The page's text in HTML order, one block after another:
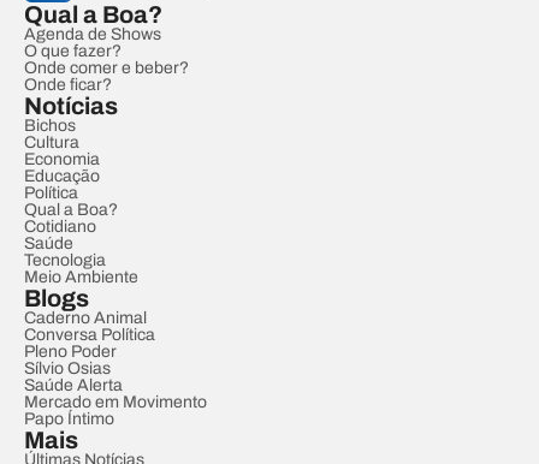
Qual a Boa?
Agenda de Shows
O que fazer?
Onde comer e beber?
Onde ficar?
Notícias
Bichos
Cultura
Economia
Educação
Política
Qual a Boa?
Cotidiano
Saúde
Tecnologia
Meio Ambiente
Blogs
Caderno Animal
Conversa Política
Pleno Poder
Sílvio Osias
Saúde Alerta
Mercado em Movimento
Papo Íntimo
Mais
Últimas Notícias